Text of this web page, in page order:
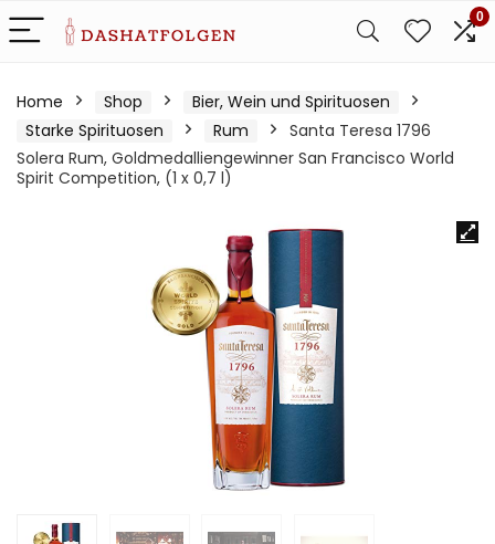
0
Home Shop
Bier, Wein und Spirituosen
Starke Spirituosen
Rum
Santa Teresa 1796
Solera Rum, Goldmedalliengewinner San Francisco World
Spirit Competition, (1 x 0,7 l)